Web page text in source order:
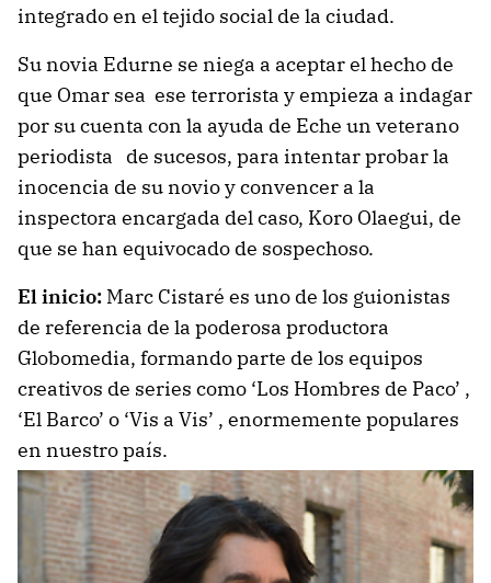
integrado en el tejido social de la ciudad.
Su novia Edurne se niega a aceptar el hecho de
que Omar sea ese terrorista y empieza a indagar
por su cuenta con la ayuda de Eche un veterano
periodista de sucesos, para intentar probar la
inocencia de su novio y convencer a la
inspectora encargada del caso, Koro Olaegui, de
que se han equivocado de sospechoso.
El inicio: Marc Cistaré es uno de los guionistas
de referencia de la poderosa productora
Globomedia, formando parte de los equipos
creativos de series como ‘Los Hombres de Paco’ ,
‘El Barco’ o ‘Vis a Vis’ , enormemente populares
en nuestro país.